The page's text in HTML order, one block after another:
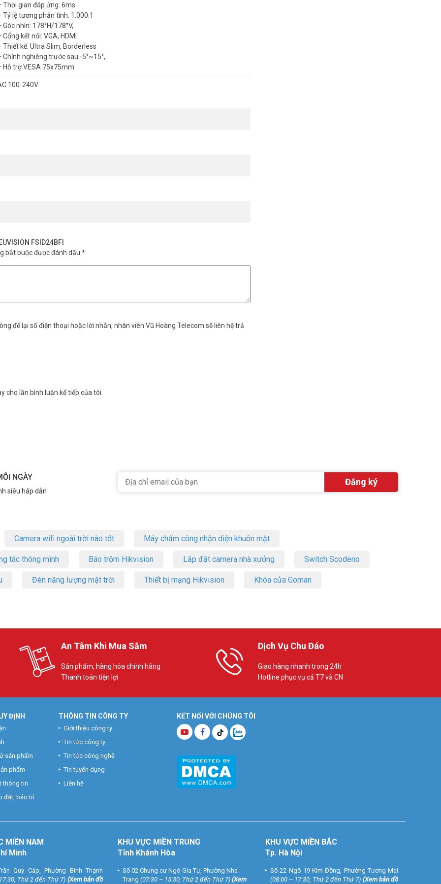
FSID24BFI tái tạo hình ảnh sắc nét, chân thực với màu sắc sống động. Tấm nền
thức hình ảnh tuyệt đẹp từ mọi góc độ.
hồi nhanh chóng cũng giảm thiểu hiện tượng bóng ma, giúp bạn có trải nghiệm
màn hình với card đồ họa, loại bỏ hiện tượng xé hình, giúp hình ảnh mượt mà
nối VGA và HDMI, cho phép bạn dễ dàng kết nối với máy tính, laptop, console
ngay Vũ Hoàng Telecom để được tư vấn, đặt hàng và giao hàng toàn quốc nhé!
inch FEUVISION FSID24BFI
sắc nét, màu sắc sống động, giá cả phải chăng. Phù hợp cho công việc, giải trí
Thời gian đáp ứng: 6ms
Tỷ lệ tương phản tĩnh: 1.000:1
Góc nhìn: 178°H/178°V,
Cổng kết nối: VGA, HDMI
Thiết kế: Ultra Slim, Borderless
Chỉnh nghiêng trước sau -5°~15°,
Hỗ trợ VESA 75x75mm
100-240V
FSID24BFI
bắt buộc được đánh dấu *
để lại số điện thoại hoặc lời nhắn, nhân viên Vũ Hoàng Telecom sẽ liên hệ trả
cho lần bình luận kế tiếp của tôi.
NGÀY
siêu hấp dẫn
Camera wifi ngoài trời nào tốt Máy chấm công nhận diện khuôn mặt
tác thông minh Báo trộm Hikvision Lắp đặt camera nhà xưởng Switch Scodeno
Đèn năng lượng mặt trời Thiết bị mạng Hikvision Khóa cửa Goman
An Tâm Khi Mua Sắm
Sản phẩm, hàng hóa chính hãng
Thanh toán tiện lợi
Dịch Vụ Chu Đáo
Giao hàng nhanh trong 24h
Hotline phục vụ cả T7 và CN
KẾT NỐI VỚI CHÚNG TÔI
ĐỊNH
sản phẩm
phẩm
thông tin
đặt, bảo trì
THÔNG TIN CÔNG TY
Giới thiệu công ty
Tin tức công ty
Tin tức công nghệ
Tin tuyển dụng
Liên hệ
MIỀN NAM
Minh
Quý Cáp, Phường Bình Thạnh
Thứ 2 đến Thứ 7) (Xem bản đồ
KHU VỰC MIỀN TRUNG
Tỉnh Khánh Hòa
Số 02 Chung cư Ngô Gia Tự, Phường Nha
Trang (07:30 – 15:30, Thứ 2 đến Thứ 7) (Xem
KHU VỰC MIỀN BẮC
Tp. Hà Nội
Số 22 Ngõ 19 Kim Đồng, Phường Tương Mai
(08:00 – 17:30, Thứ 2 đến Thứ 7) (Xem bản đồ